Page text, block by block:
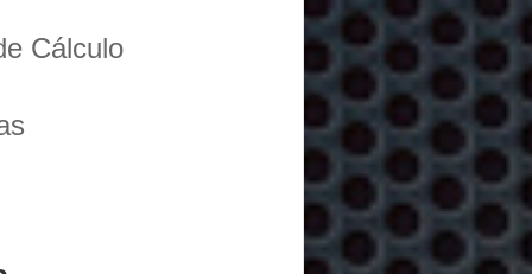
Cálculo